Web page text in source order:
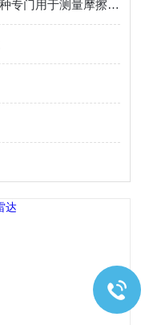
连续式横向力摩擦系数测试仪是一种专门用于测量摩擦系数的仪器